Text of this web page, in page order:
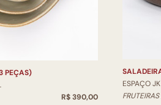
PEÇAS)
R$ 390,00
ESPAÇO